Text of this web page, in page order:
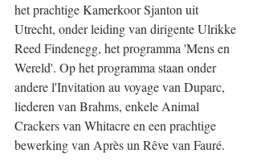
het prachtige Kamerkoor Sjanton uit
Utrecht, onder leiding van dirigente Ulrikke
Reed Findenegg, het programma 'Mens en
Wereld'. Op het programma staan onder
andere l'Invitation au voyage van Duparc,
liederen van Brahms, enkele Animal
Crackers van Whitacre en een prachtige
bewerking van Après un Rêve van Fauré.